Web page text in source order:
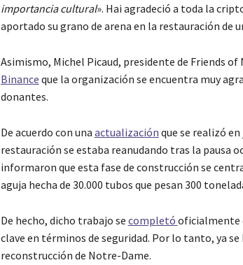
importancia cultural». Hai agradeció a toda la
aportado su grano de arena en la restauración de
Asimismo, Michel Picaud, presidente de Friends
Binance que la organización se encuentra muy
donantes.
De acuerdo con una actualización que se realizó
restauración se estaba reanudando tras la pausa
informaron que esta fase de construcción se
aguja hecha de 30.000 tubos que pesan 300
De hecho, dicho trabajo se completó oficialmente
clave en términos de seguridad. Por lo tanto, ya
reconstrucción de Notre-Dame.